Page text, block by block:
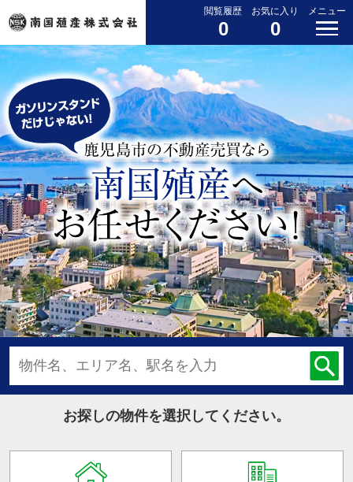
閲覧履歴
0
お気に入り
0
メニュー
お探しの物件を選択してください。